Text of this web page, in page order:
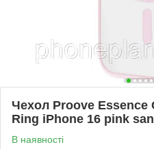
Чехол Proove Essence
Ring iPhone 16 pink
В наявності